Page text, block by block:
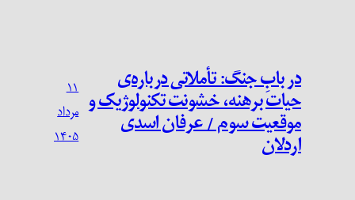
در بابِ جنگ: تأملاتی درباره‌ی
حیات برهنه، خشونت تکنولوژیک و
موقعیت سوم / عرفان اسدی
اردلان
۱۱
مرداد
۱۴۰۵